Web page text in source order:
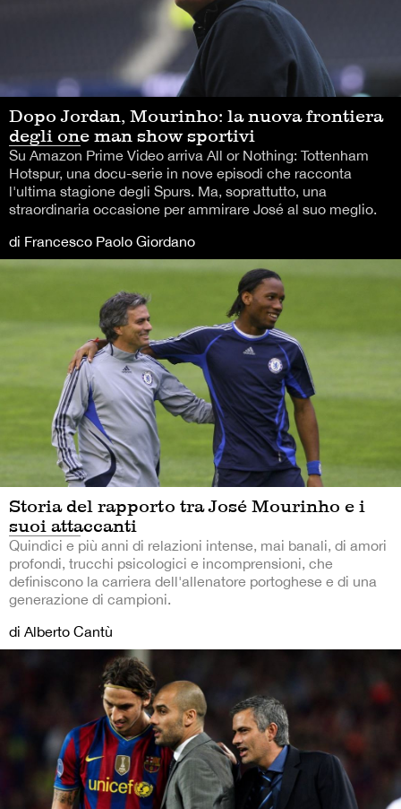
Dopo Jordan, Mourinho: la nuova frontiera
degli one man show sportivi
Su Amazon Prime Video arriva All or Nothing: Tottenham
Hotspur, una docu-serie in nove episodi che racconta
l'ultima stagione degli Spurs. Ma, soprattutto, una
straordinaria occasione per ammirare José al suo meglio.
di Francesco Paolo Giordano
Storia del rapporto tra José Mourinho e i
suoi attaccanti
Quindici e più anni di relazioni intense, mai banali, di amori
profondi, trucchi psicologici e incomprensioni, che
definiscono la carriera dell'allenatore portoghese e di una
generazione di campioni.
di Alberto Cantù